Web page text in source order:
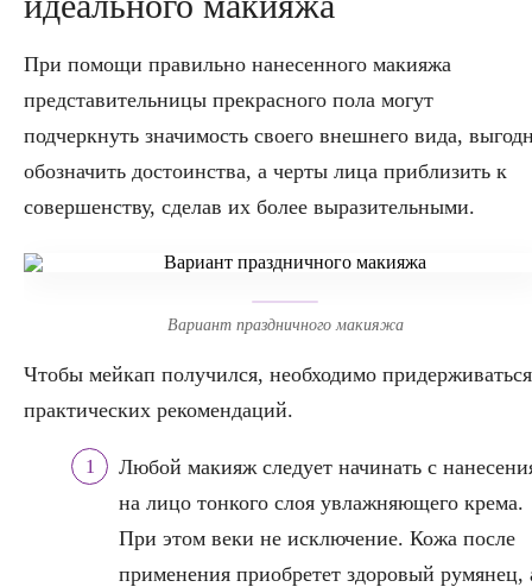
При помощи правильно нанесенного макияжа
представительницы прекрасного пола могут
подчеркнуть значимость своего внешнего вида,
обозначить достоинства, а черты лица приблизить к
совершенству, сделав их более выразительными.
Вариант праздничного макияжа
Чтобы мейкап получился, необходимо придерживаться
практических рекомендаций.
Любой макияж следует начинать с
на лицо тонкого слоя увлажняющего крема.
При этом веки не исключение. Кожа после
применения приобретет здоровый румянец,